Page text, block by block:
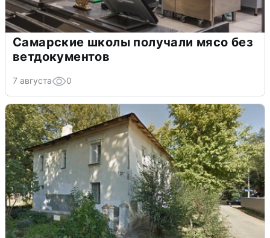
Самарские школы получали мясо без
ветдокументов
7 августа 0